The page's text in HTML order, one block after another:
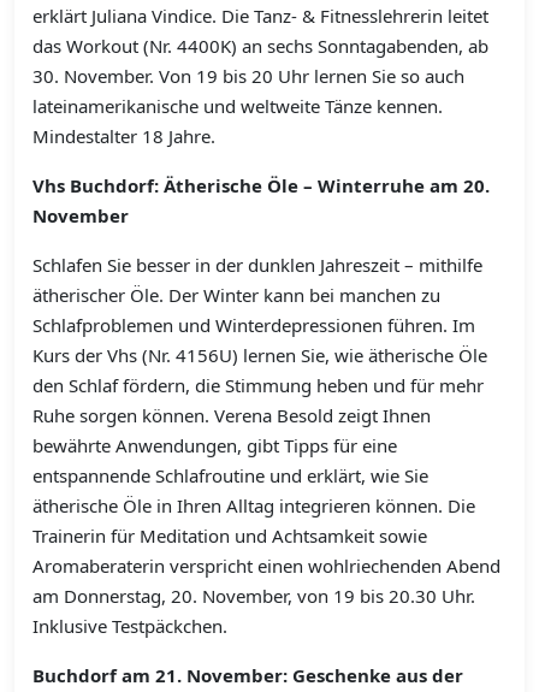
erklärt Juliana Vindice. Die Tanz- & Fitnesslehrerin leitet
das Workout (Nr. 4400K) an sechs Sonntagabenden, ab
30. November. Von 19 bis 20 Uhr lernen Sie so auch
lateinamerikanische und weltweite Tänze kennen.
Mindestalter 18 Jahre.
Vhs Buchdorf: Ätherische Öle – Winterruhe am 20.
November
Schlafen Sie besser in der dunklen Jahreszeit – mithilfe
ätherischer Öle. Der Winter kann bei manchen zu
Schlafproblemen und Winterdepressionen führen. Im
Kurs der Vhs (Nr. 4156U) lernen Sie, wie ätherische Öle
den Schlaf fördern, die Stimmung heben und für mehr
Ruhe sorgen können. Verena Besold zeigt Ihnen
bewährte Anwendungen, gibt Tipps für eine
entspannende Schlafroutine und erklärt, wie Sie
ätherische Öle in Ihren Alltag integrieren können. Die
Trainerin für Meditation und Achtsamkeit sowie
Aromaberaterin verspricht einen wohlriechenden Abend
am Donnerstag, 20. November, von 19 bis 20.30 Uhr.
Inklusive Testpäckchen.
Buchdorf am 21. November: Geschenke aus der